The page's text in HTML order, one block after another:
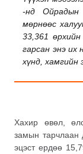
-нд Ойрадын
мөрнөөс
33,361
гарсан энэ их
хүнд, хамгийн
Хахир өвөл,
замын тарчлаан
эцэст ердөө